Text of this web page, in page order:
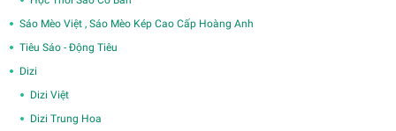
Sáo Mèo Việt , Sáo Mèo Kép Cao Cấp Hoàng Anh
Tiêu Sáo - Động Tiêu
Dizi
Dizi Việt
Dizi Trung Hoa